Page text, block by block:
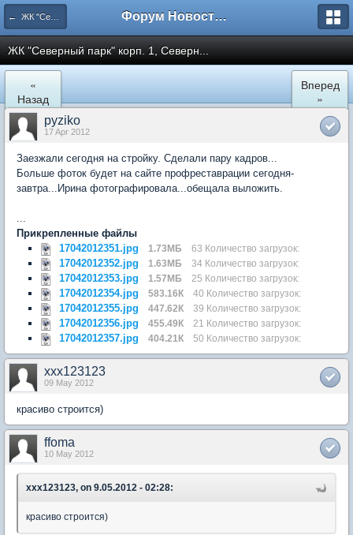
← ЖК "Северный Парк" Форум Новостройки
ЖК "Северный парк" корп. 1, Северн...
«
Назад
Вперед
»
pyziko
17 Apr 2012
Заезжали сегодня на стройку. Сделали пару кадров...
Больше фоток будет на сайте профреставрации сегодня-
завтра...Ирина фотографировала...обещала выложить.
...
Прикрепленные файлы
17042012351.jpg
1.73МБ 63 Количество загрузок:
17042012352.jpg 1.63МБ 34 Количество загрузок:
17042012353.jpg 1.57МБ 25 Количество загрузок:
17042012354.jpg 583.16К 40 Количество загрузок:
17042012355.jpg 447.62К 39 Количество загрузок:
17042012356.jpg 455.49К 21 Количество загрузок:
17042012357.jpg 404.21К 50 Количество загрузок:
xxx123123
09 May 2012
красиво строится)
ffoma
10 May 2012
xxx123123, on 9.05.2012 - 02:28:
красиво строится)